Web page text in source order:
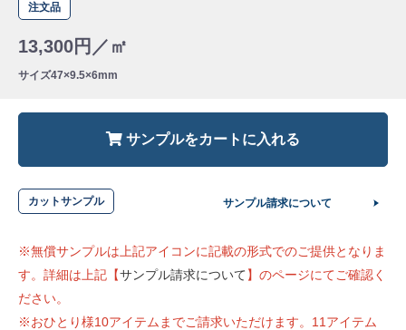
注文品
13,300円／㎡
サイズ47×9.5×6mm
サンプルをカートに入れる
カットサンプル サンプル請求について
※無償サンプルは上記アイコンに記載の形式でのご提供となりま
す。詳細は上記【サンプル請求について】のページにてご確認く
ださい。
※おひとり様10アイテムまでご請求いただけます。11アイテム